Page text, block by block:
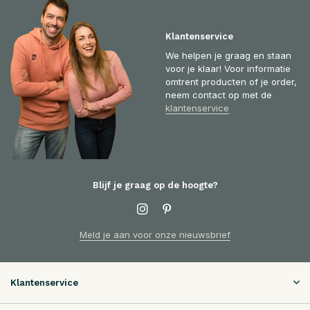
Klantenservice
We helpen je graag en staan
voor je klaar! Voor informatie
omtrent producten of je order,
neem contact op met de
klantenservice
Blijf je graag op de hoogte?
Meld je aan voor onze nieuwsbrief
Klantenservice